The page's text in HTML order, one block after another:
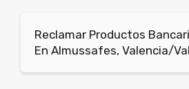
Reclamar Productos
En Almussafes, Valencia/